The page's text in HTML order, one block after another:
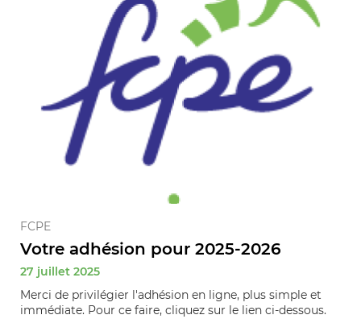
FCPE
Votre adhésion pour 2025-2026
27 juillet 2025
Merci de privilégier l'adhésion en ligne, plus simple et
immédiate. Pour ce faire, cliquez sur le lien ci-dessous.